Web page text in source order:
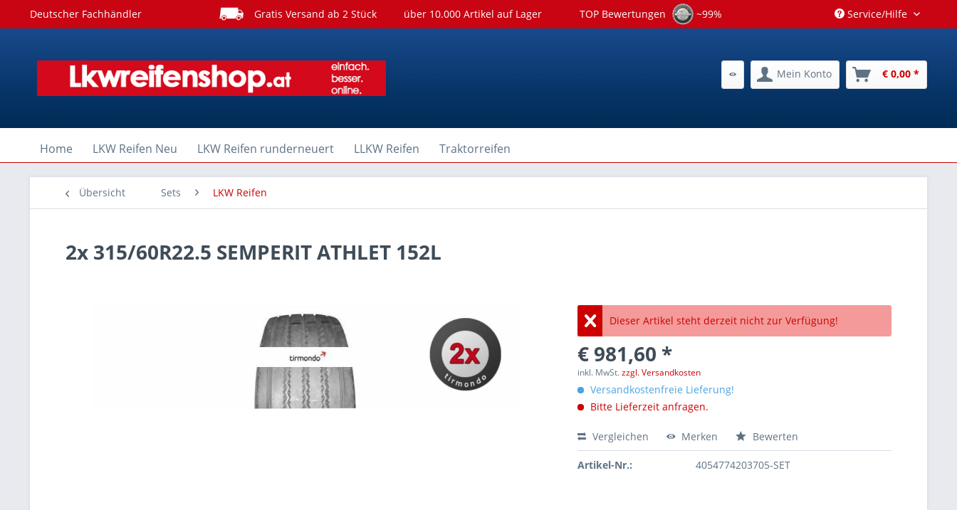
Deutscher Fachhändler Gratis Versand ab 2 Stück über 10.000 Artikel auf Lager TOP Bewertungen ~99% Service/Hilfe
Mein Konto € 0,00 *
Home LKW Reifen Neu LKW Reifen runderneuert LLKW Reifen Traktorreifen
Übersicht Sets LKW Reifen
2x 315/60R22.5 SEMPERIT ATHLET 152L
Dieser Artikel steht derzeit nicht zur Verfügung!
€ 981,60 *
inkl. MwSt.zzgl. Versandkosten
Versandkostenfreie Lieferung!
Bitte Lieferzeit anfragen.
Vergleichen Merken Bewerten
Artikel-Nr.: 4054774203705-SET